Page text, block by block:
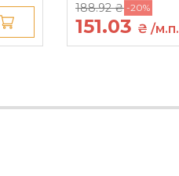
188.92 ₴ -20%
151.03 ₴ /м.п.